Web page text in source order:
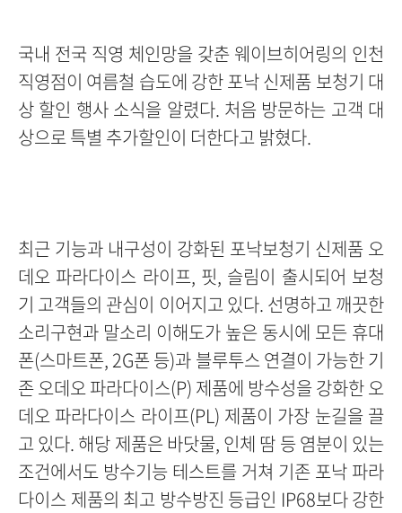
국내 전국 직영 체인망을 갖춘 웨이브히어링의 인천
직영점이 여름철 습도에 강한 포낙 신제품 보청기 대
상 할인 행사 소식을 알렸다. 처음 방문하는 고객 대
상으로 특별 추가할인이 더한다고 밝혔다.
최근 기능과 내구성이 강화된 포낙보청기 신제품 오
데오 파라다이스 라이프, 핏, 슬림이 출시되어 보청
기 고객들의 관심이 이어지고 있다. 선명하고 깨끗한
소리구현과 말소리 이해도가 높은 동시에 모든 휴대
폰(스마트폰, 2G폰 등)과 블루투스 연결이 가능한 기
존 오데오 파라다이스(P) 제품에 방수성을 강화한 오
데오 파라다이스 라이프(PL) 제품이 가장 눈길을 끌
고 있다. 해당 제품은 바닷물, 인체 땀 등 염분이 있는
조건에서도 방수기능 테스트를 거쳐 기존 포낙 파라
다이스 제품의 최고 방수방진 등급인 IP68보다 강한